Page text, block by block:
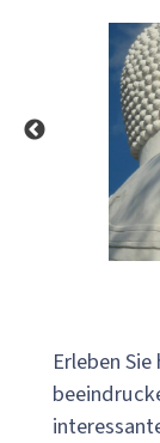
Erleben